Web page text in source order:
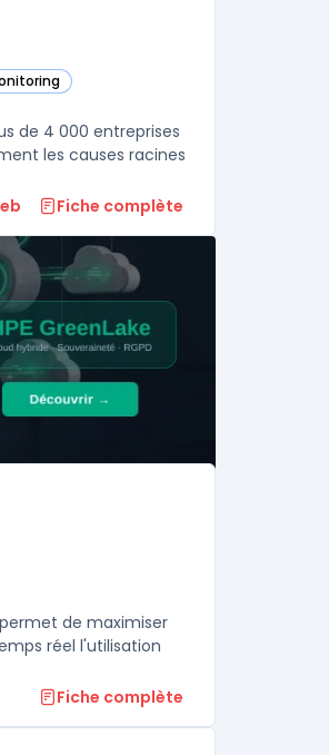
de 4 000 entreprises
les causes racines
Fiche complète
de maximiser
réel l'utilisation
Fiche complète